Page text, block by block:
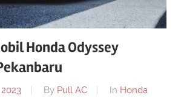
Honda Odyssey
By Pull AC In Honda